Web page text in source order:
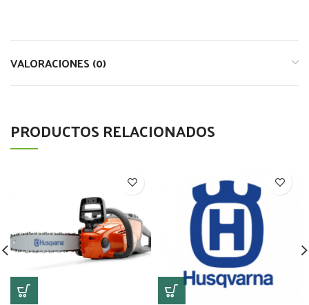
VALORACIONES (0)
PRODUCTOS RELACIONADOS